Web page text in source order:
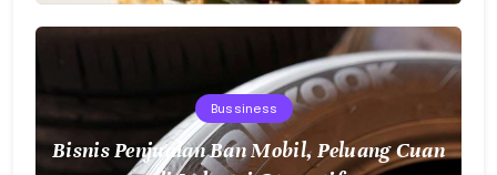
Bussiness
Bisnis Penjualan Ban Mobil, Peluang Cuan